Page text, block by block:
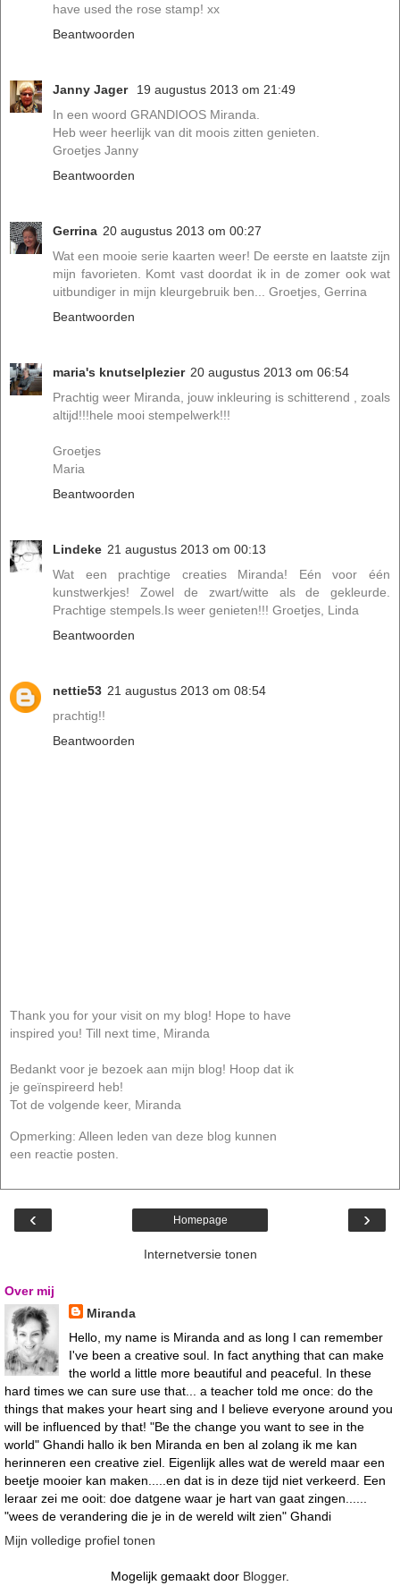
have used the rose stamp! xx
Beantwoorden
Janny Jager
19 augustus 2013 om 21:49
In een woord GRANDIOOS Miranda.
Heb weer heerlijk van dit moois zitten genieten.
Groetjes Janny
Beantwoorden
Gerrina 20 augustus 2013 om 00:27
Wat een mooie serie kaarten weer! De eerste en laatste zijn
mijn favorieten. Komt vast doordat ik in de zomer ook wat
uitbundiger in mijn kleurgebruik ben... Groetjes, Gerrina
Beantwoorden
maria's knutselplezier 20 augustus 2013 om 06:54
Prachtig weer Miranda, jouw inkleuring is schitterend , zoals
altijd!!!hele mooi stempelwerk!!!
Groetjes
Maria
Beantwoorden
Lindeke 21 augustus 2013 om 00:13
Wat een prachtige creaties Miranda! Eén voor één
kunstwerkjes! Zowel de zwart/witte als de gekleurde.
Prachtige stempels.Is weer genieten!!! Groetjes, Linda
Beantwoorden
nettie53 21 augustus 2013 om 08:54
prachtig!!
Beantwoorden
Thank you for your visit on my blog! Hope to have
inspired you! Till next time, Miranda
Bedankt voor je bezoek aan mijn blog! Hoop dat ik
je geïnspireerd heb!
Tot de volgende keer, Miranda
Opmerking: Alleen leden van deze blog kunnen
een reactie posten.
‹ ›
Homepage
Internetversie tonen
Over mij
Miranda
Hello, my name is Miranda and as long I can remember
I've been a creative soul. In fact anything that can make
the world a little more beautiful and peaceful. In these
hard times we can sure use that... a teacher told me once: do the
things that makes your heart sing and I believe everyone around you
will be influenced by that! "Be the change you want to see in the
world" Ghandi hallo ik ben Miranda en ben al zolang ik me kan
herinneren een creative ziel. Eigenlijk alles wat de wereld maar een
beetje mooier kan maken.....en dat is in deze tijd niet verkeerd. Een
leraar zei me ooit: doe datgene waar je hart van gaat zingen......
"wees de verandering die je in de wereld wilt zien" Ghandi
Mijn volledige profiel tonen
Mogelijk gemaakt door Blogger.